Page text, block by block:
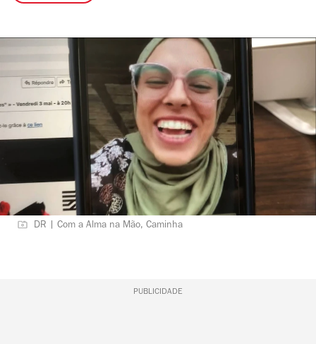
DR | Com a Alma na Mão, Caminha
PUBLICIDADE